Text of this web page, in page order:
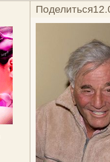
Поделиться